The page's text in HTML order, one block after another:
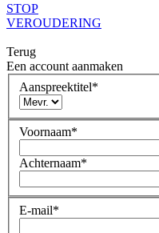
STOP
VEROUDERING
Terug
Een account aanmaken
Aanspreektitel*
Voornaam*
Achternaam*
E-mail*